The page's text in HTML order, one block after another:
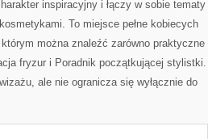
inspiracyjny i łączy w sobie tematy
To miejsce pełne kobiecych
można znaleźć zarówno praktyczne
fryzur i Poradnik początkującej stylistki.
ale nie ogranicza się wyłącznie do